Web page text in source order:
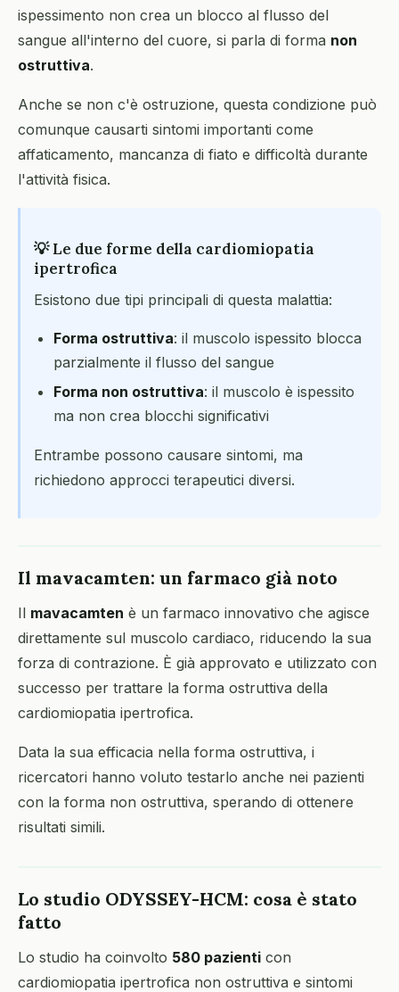
ispessimento non crea un blocco al flusso del
sangue all'interno del cuore, si parla di forma non
ostruttiva.
Anche se non c'è ostruzione, questa condizione può
comunque causarti sintomi importanti come
affaticamento, mancanza di fiato e difficoltà durante
l'attività fisica.
💡 Le due forme della cardiomiopatia
ipertrofica
Esistono due tipi principali di questa malattia:
Forma ostruttiva: il muscolo ispessito blocca
parzialmente il flusso del sangue
Forma non ostruttiva: il muscolo è ispessito
ma non crea blocchi significativi
Entrambe possono causare sintomi, ma
richiedono approcci terapeutici diversi.
Il mavacamten: un farmaco già noto
Il mavacamten è un farmaco innovativo che agisce
direttamente sul muscolo cardiaco, riducendo la sua
forza di contrazione. È già approvato e utilizzato con
successo per trattare la forma ostruttiva della
cardiomiopatia ipertrofica.
Data la sua efficacia nella forma ostruttiva, i
ricercatori hanno voluto testarlo anche nei pazienti
con la forma non ostruttiva, sperando di ottenere
risultati simili.
Lo studio ODYSSEY-HCM: cosa è stato
fatto
Lo studio ha coinvolto 580 pazienti con
cardiomiopatia ipertrofica non ostruttiva e sintomi